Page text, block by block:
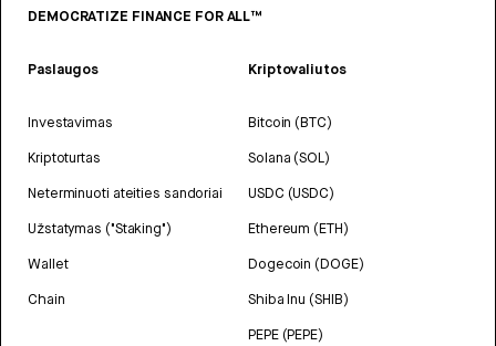
DEMOCRATIZE FINANCE FOR ALL™
Paslaugos
Investavimas
Kriptoturtas
Neterminuoti ateities sandoriai
Užstatymas ("Staking")
Wallet
Chain
Kriptovaliutos
Bitcoin (BTC)
Solana (SOL)
USDC (USDC)
Ethereum (ETH)
Dogecoin (DOGE)
Shiba Inu (SHIB)
PEPE (PEPE)